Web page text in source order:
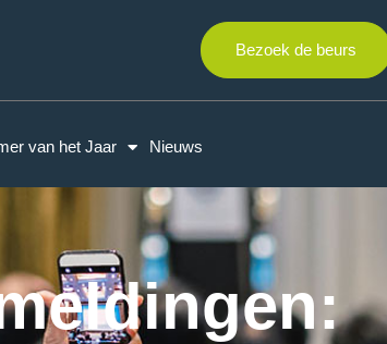
Bezoek de beurs
van het Jaar Nieuws